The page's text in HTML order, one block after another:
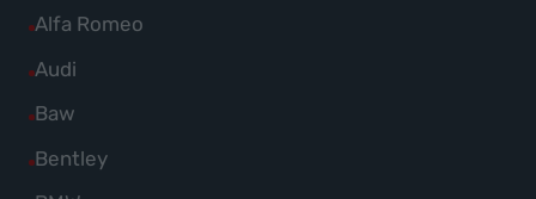
Fahrzeuge
Abarth
anzeigen
Alfa Romeo
Alle
Fahrzeuge
Alfa
Romeo
Audi
Alle
Fahrzeuge
Audi
Baw
Alle
Fahrzeuge
Bentley
Alle
Fahrzeuge